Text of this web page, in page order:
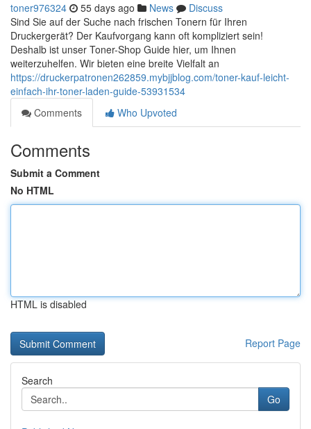
toner976324 55 days ago News
Discuss
Sind Sie auf der Suche nach frischen Tonern für Ihren
Druckergerät? Der Kaufvorgang kann oft kompliziert sein!
Deshalb ist unser Toner-Shop Guide hier, um Ihnen
weiterzuhelfen. Wir bieten eine breite Vielfalt an
https://druckerpatronen262859.mybjjblog.com/toner-kauf-leicht-
einfach-ihr-toner-laden-guide-53931534
Comments
Who Upvoted
Comments
Submit a Comment
No HTML
HTML is disabled
Report Page
Search
Go